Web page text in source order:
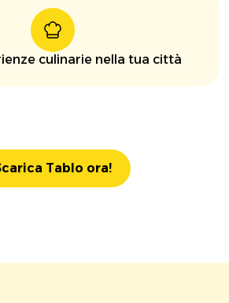
culinarie nella tua città
Tablo ora!